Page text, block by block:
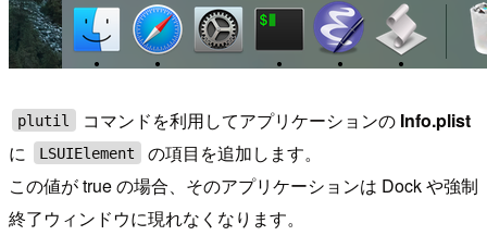
plutil コマンドを利用してアプリケーションの Info.plist
に
LSUIElement
の項目を追加します。
この値が true の場合、そのアプリケーションは Dock や強制
終了ウィンドウに現れなくなります。